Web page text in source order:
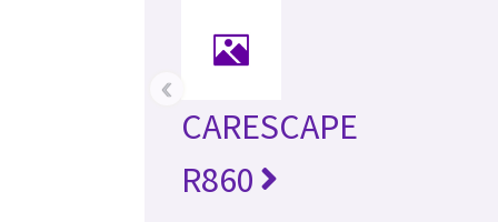
CARESCAPE
R860
‹